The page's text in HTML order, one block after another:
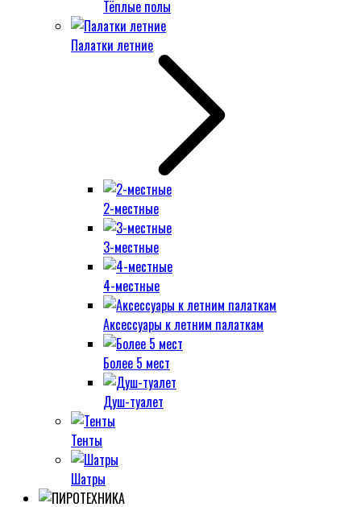
Тёплые полы
Палатки летние
2-местные
3-местные
4-местные
Аксессуары к летним палаткам
Более 5 мест
Душ-туалет
Тенты
Шатры